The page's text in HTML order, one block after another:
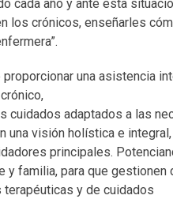
cada año y ante esta
los crónicos, enseñarles
una asistencia
cuidados adaptados a las
una visión holística e
principales.
y familia, para que
terapéuticas y de cuidados